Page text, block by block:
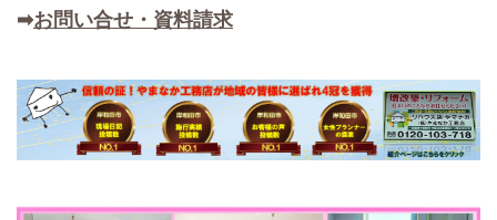
➡お問い合せ・資料請求